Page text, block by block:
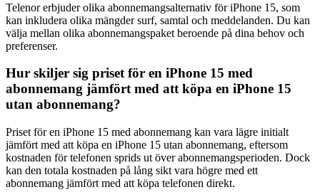
Telenor erbjuder olika abonnemangsalternativ för iPhone 15, som
kan inkludera olika mängder surf, samtal och meddelanden. Du kan
välja mellan olika abonnemangspaket beroende på dina behov och
preferenser.
Hur skiljer sig priset för en iPhone 15 med
abonnemang jämfört med att köpa en iPhone 15
utan abonnemang?
Priset för en iPhone 15 med abonnemang kan vara lägre initialt
jämfört med att köpa en iPhone 15 utan abonnemang, eftersom
kostnaden för telefonen sprids ut över abonnemangsperioden. Dock
kan den totala kostnaden på lång sikt vara högre med ett
abonnemang jämfört med att köpa telefonen direkt.